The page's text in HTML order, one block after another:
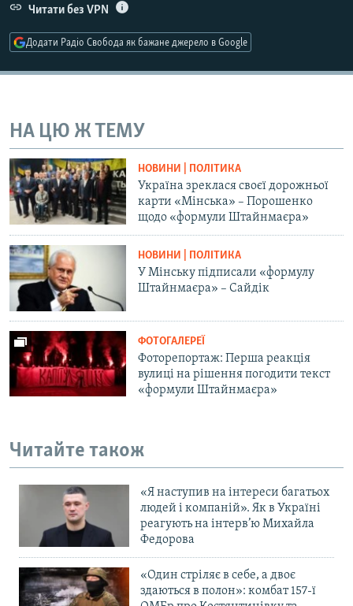
Читати без VPN
Додати Радіо Свобода як бажане джерело в Google
НА ЦЮ Ж ТЕМУ
НОВИНИ | ПОЛІТИКА
Україна зреклася своєї дорожньої
карти «Мінська» – Порошенко
щодо «формули Штайнмаєра»
НОВИНИ | ПОЛІТИКА
У Мінську підписали «формулу
Штайнмаєра» – Сайдік
ФОТОГАЛЕРЕЇ
Фоторепортаж: Перша реакція
вулиці на рішення погодити текст
«формули Штайнмаєра»
Читайте також
«Я наступив на інтереси багатьох
людей і компаній». Як в Україні
реагують на інтерв’ю Михайла
Федорова
«Один стріляє в себе, а двоє
здаються в полон»: комбат 157-ї